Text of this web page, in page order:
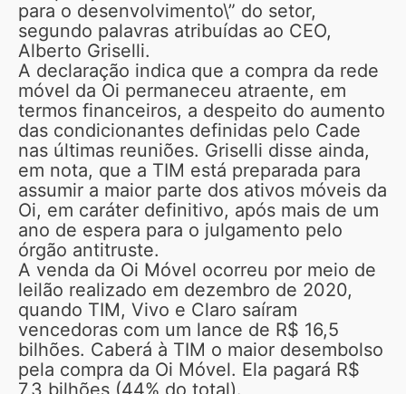
para o desenvolvimento\” do setor,
segundo palavras atribuídas ao CEO,
Alberto Griselli.
A declaração indica que a compra da rede
móvel da Oi permaneceu atraente, em
termos financeiros, a despeito do aumento
das condicionantes definidas pelo Cade
nas últimas reuniões. Griselli disse ainda,
em nota, que a TIM está preparada para
assumir a maior parte dos ativos móveis da
Oi, em caráter definitivo, após mais de um
ano de espera para o julgamento pelo
órgão antitruste.
A venda da Oi Móvel ocorreu por meio de
leilão realizado em dezembro de 2020,
quando TIM, Vivo e Claro saíram
vencedoras com um lance de R$ 16,5
bilhões. Caberá à TIM o maior desembolso
pela compra da Oi Móvel. Ela pagará R$
7,3 bilhões (44% do total).